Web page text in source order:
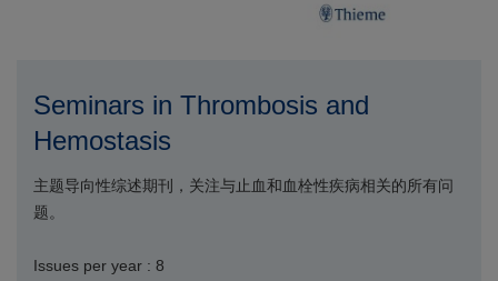
Seminars in Thrombosis and
Hemostasis
主题导向性综述期刊，关注与止血和血栓性疾病相关的所有问
题。
Issues per year : 8